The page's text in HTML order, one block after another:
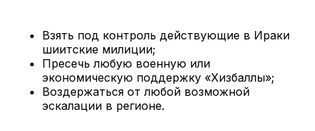
Взять под контроль действующие в Ираки
шиитские милиции;
Пресечь любую военную или
экономическую поддержку «Хизбаллы»;
Воздержаться от любой возможной
эскалации в регионе.